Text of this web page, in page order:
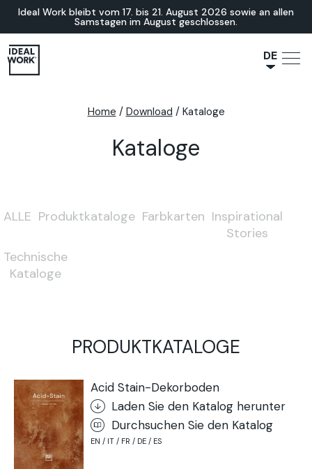
Ideal Work bleibt vom 17. bis 21. August 2026 sowie an allen
Samstagen im August geschlossen.
DE
Home / Download / Kataloge
Kataloge
ALLE Produktkataloge Farbkarten Inspirational
Stories
Technische
Kataloge
PRODUKTKATALOGE
Acid Stain-Dekorboden
Laden Sie den Katalog herunter
Durchsuchen Sie den Katalog
EN / IT / FR / DE / ES